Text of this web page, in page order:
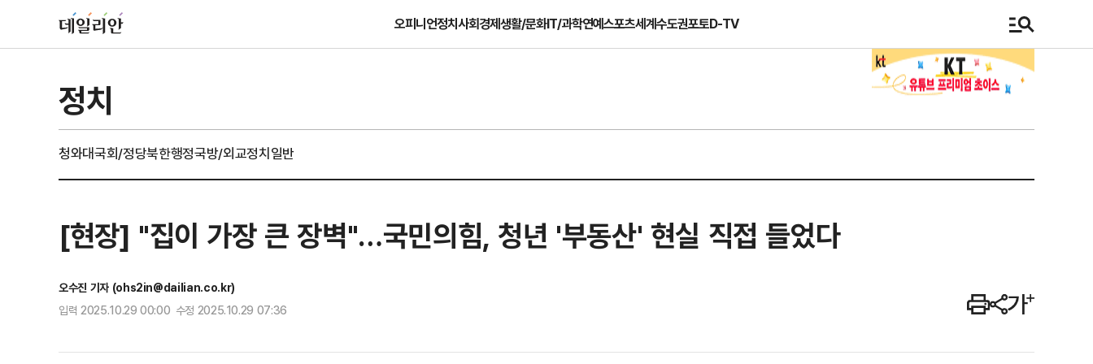
오피니언정치사회경제생활/문화IT/과학연예스포츠세계수도권포토D-TV
정치
청와대국회/정당북한행정국방/외교정치일반
[현장] "집이 가장 큰 장벽"…국민의힘, 청년 '부동산' 현실 직접 들었다
오수진 기자 (ohs2in@dailian.co.kr)
입력 2025.10.29 00:00 수정 2025.10.29 07:36